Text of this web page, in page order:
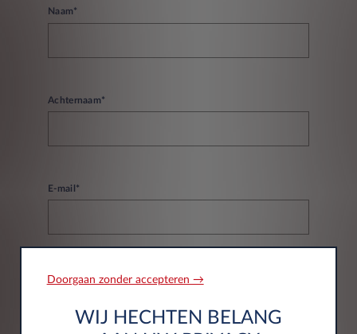
Naam*
Achternaam*
E-mail*
Telefoonnummer
Doorgaan zonder accepteren →
WIJ HECHTEN BELANG